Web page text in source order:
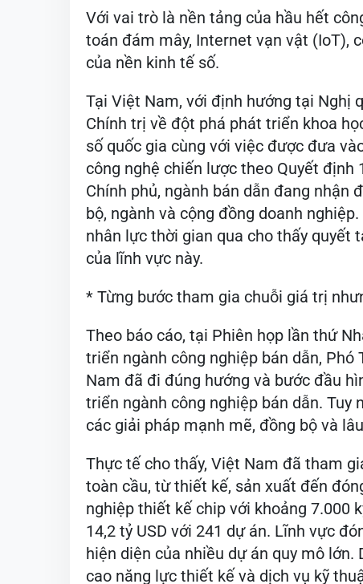
Với vai trò là nền tảng của hầu hết
toán đám mây, Internet vạn vật (IoT),
của nền kinh tế số.
Tại Việt Nam, với định hướng tại Nghị
Chính trị về đột phá phát triển khoa
số quốc gia cùng với việc được đưa
công nghệ chiến lược theo Quyết
Chính phủ, ngành bán dẫn đang
bộ, ngành và cộng đồng doanh
nhân lực thời gian qua cho thấy quyết
của lĩnh vực này.
* Từng bước tham gia chuỗi giá trị
Theo báo cáo, tại Phiên họp lần thứ
triển ngành công nghiệp bán dẫn, Phó
Nam đã đi đúng hướng và bước đầu
triển ngành công nghiệp bán dẫn. Tuy
các giải pháp mạnh mẽ, đồng bộ và
Thực tế cho thấy, Việt Nam đã tham
toàn cầu, từ thiết kế, sản xuất đến
nghiệp thiết kế chip với khoảng 7.000
14,2 tỷ USD với 241 dự án. Lĩnh vực
hiện diện của nhiều dự án quy mô
cao năng lực thiết kế và dịch vụ kỹ